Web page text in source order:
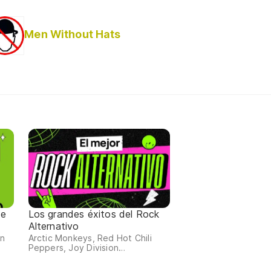
Men Without Hats
Los grandes éxitos del Rock
Alternativo
Arctic Monkeys, Red Hot Chili
Peppers, Joy Division…